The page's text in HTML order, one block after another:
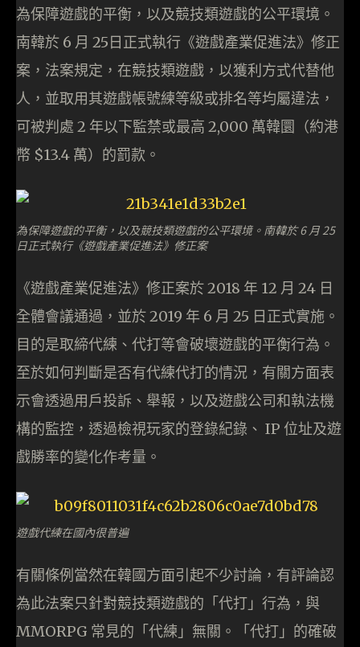
為保障遊戲的平衡，以及競技類遊戲的公平環境。
南韓於 6 月 25日正式執行《遊戲產業促進法》修正
案，法案規定，在競技類遊戲，以獲利方式代替他
人，並取用其遊戲帳號練等級或排名等均屬違法，
可被判處 2 年以下監禁或最高 2,000 萬韓圜（約港
幣 $13.4 萬）的罰款。
為保障遊戲的平衡，以及競技類遊戲的公平環境。南韓於 6 月 25
日正式執行《遊戲產業促進法》修正案
《遊戲產業促進法》修正案於 2018 年 12 月 24 日
全體會議通過，並於 2019 年 6 月 25 日正式實施。
目的是取締代練、代打等會破壞遊戲的平衡行為。
至於如何判斷是否有代練代打的情況，有關方面表
示會透過用戶投訴、舉報，以及遊戲公司和執法機
構的監控，透過檢視玩家的登錄紀錄、 IP 位址及遊
戲勝率的變化作考量。
遊戲代練在國內很普遍
有關條例當然在韓國方面引起不少討論，有評論認
為此法案只針對競技類遊戲的「代打」行為，與
MMORPG 常見的「代練」無關。「代打」的確破